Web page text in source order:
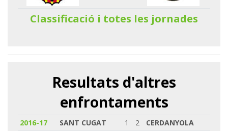
Classificació i totes les jornades
Resultats d'altres
enfrontaments
2016-17 SANT CUGAT 1 2
CERDANYOLA